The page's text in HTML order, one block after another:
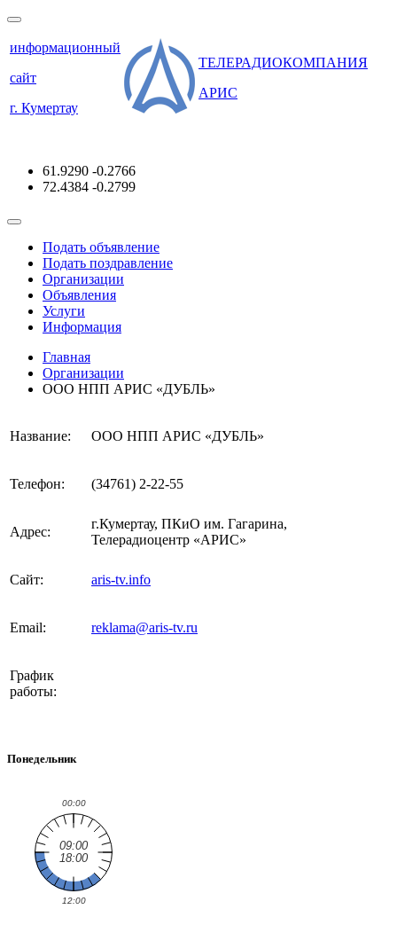
информационный
сайт
г. Кумертау
ТЕЛЕРАДИОКОМПАНИЯ
АРИС
61.9290 -0.2766
72.4384 -0.2799
Подать объявление
Подать поздравление
Организации
Объявления
Услуги
Информация
Главная
Организации
ООО НПП АРИС «ДУБЛЬ»
Название: ООО НПП АРИС «ДУБЛЬ»
Телефон: (34761) 2-22-55
Адрес:
г.Кумертау, ПКиО им. Гагарина,
Телерадиоцентр «АРИС»
Сайт: aris-tv.info
Email: reklama@aris-tv.ru
График
работы:
Понедельник